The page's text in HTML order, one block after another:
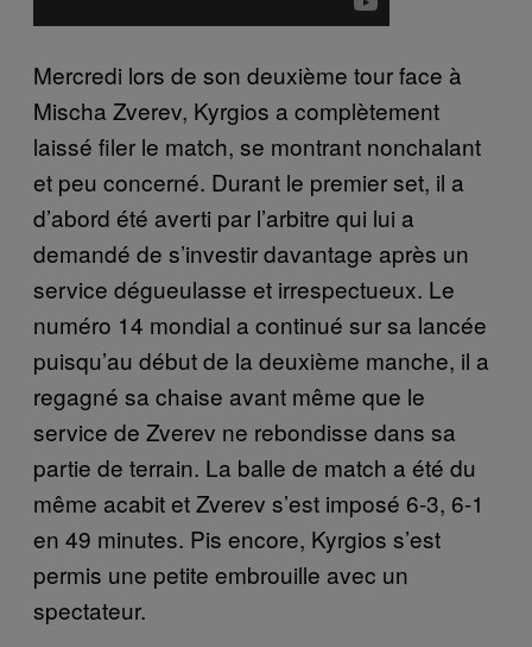
Mercredi lors de son deuxième tour face à
Mischa Zverev, Kyrgios a complètement
laissé filer le match, se montrant nonchalant
et peu concerné. Durant le premier set, il a
d’abord été averti par l’arbitre qui lui a
demandé de s’investir davantage après un
service dégueulasse et irrespectueux. Le
numéro 14 mondial a continué sur sa lancée
puisqu’au début de la deuxième manche, il a
regagné sa chaise avant même que le
service de Zverev ne rebondisse dans sa
partie de terrain. La balle de match a été du
même acabit et Zverev s’est imposé 6-3, 6-1
en 49 minutes. Pis encore, Kyrgios s’est
permis une petite embrouille avec un
spectateur.